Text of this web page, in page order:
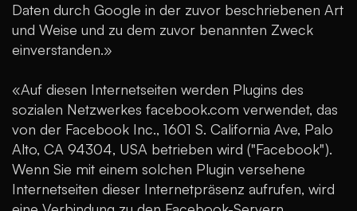
Daten durch Google in der zuvor beschriebenen Art
und Weise und zu dem zuvor benannten Zweck
einverstanden.»
«Auf diesen Internetseiten werden Plugins des
sozialen Netzwerkes facebook.com verwendet, das
von der Facebook Inc., 1601 S. California Ave, Palo
Alto, CA 94304, USA betrieben wird ("Facebook").
Wenn Sie mit einem solchen Plugin versehene
Internetseiten dieser Internetpräsenz aufrufen, wird